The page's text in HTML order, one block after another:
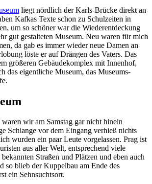
liegt nördlich der Karls-Brücke direkt an
Kafkas Texte schon zu Schulzeiten in
um so schöner war die Wiederentdeckung
gut gestalteten Museum. Neu waren für mich
da gab es immer wieder neue Damen an
löste er auf Drängen des Vaters. Das
größeren Gebäudekomplex mit Innenhof,
das eigentliche Museum, das Museums-
wir am Samstag gar nicht hinein
Schlange vor dem Eingang verhieß nichts
wurden ein paar Leute vorgelassen. Prag ist
aus aller Welt, entsprechend viele
Straßen und Plätzen und eben auch
so blieb der Kuppelbau am Ende des
ein Sehnsuchtsort.